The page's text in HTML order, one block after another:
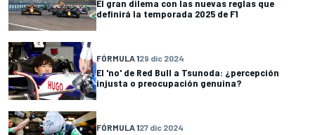
El gran dilema con las nuevas reglas que
definirá la temporada 2025 de F1
FÓRMULA 129 dic 2024
El 'no' de Red Bull a Tsunoda: ¿percepción
injusta o preocupación genuina?
FÓRMULA 127 dic 2024